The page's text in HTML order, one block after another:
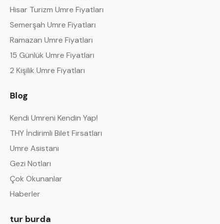
Hisar Turizm Umre Fiyatları
Semerşah Umre Fiyatları
Ramazan Umre Fiyatları
15 Günlük Umre Fiyatları
2 Kişilik Umre Fiyatları
Blog
Kendi Umreni Kendin Yap!
THY İndirimli Bilet Fırsatları
Umre Asistanı
Gezi Notları
Çok Okunanlar
Haberler
tur burda